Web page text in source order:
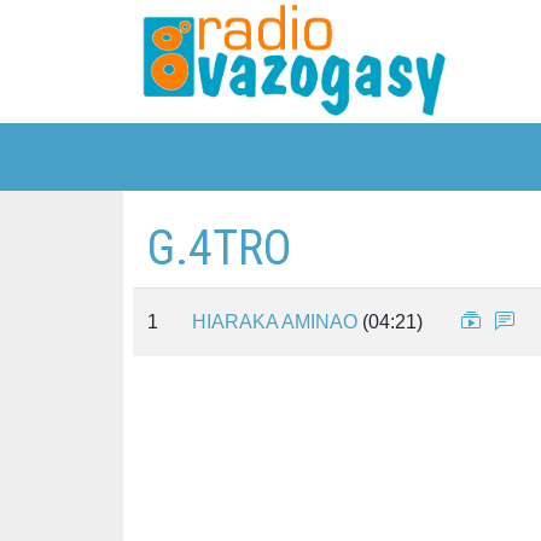
G.4TRO
1 HIARAKA AMINAO (04:21)